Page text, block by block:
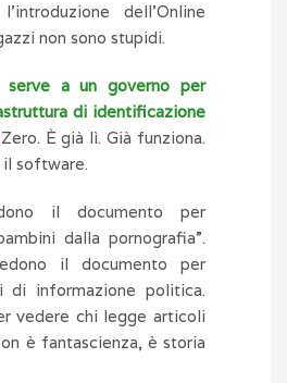
dell’Online
non sono stupidi.
serve a un governo per
di identificazione
È già lì. Già funziona.
il software.
il documento per
dalla pornografia”.
il documento per
di informazione politica.
vedere chi legge articoli
è fantascienza, è storia